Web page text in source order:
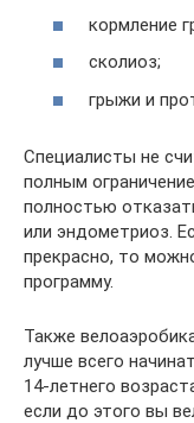
кормление
сколиоз;
грыжи и
Специалисты не
полным
полностью
или эндометриоз.
прекрасно, то
программу.
Также
лучше всего
14-летнего
если до этого вы